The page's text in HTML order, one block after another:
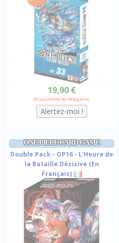
19,90 €
Disponible en Magasin
ONE PIECE CARD GAME
Double Pack - OP16 - L'Heure de
la Bataille Décisive (En
Français)